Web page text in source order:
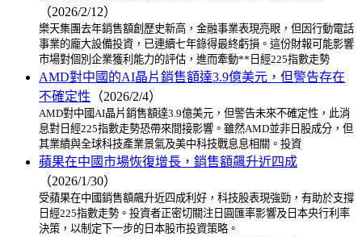
（2026/2/12）
樂天集團去年銷售額創歷史新高，金融事業表現亮眼，但因行動電話
事業的龐大設備投資，已連續七年錄得最終虧損。這份財報可能影響
市場對個別企業獲利能力的評估，進而牽動**日經225指數走勢
AMD對中國的AI晶片銷售額達3.9億美元，但警告存在
不確定性 （2026/2/4）
AMD對中國AI晶片銷售額達3.9億美元，但警告未來不確定性，此消
息對日經225指數走勢恐帶來間接影響。雖然AMD並非日股成分，但
其業績與全球科技產業景氣及美中科技戰息息相關。投資
蘋果在中國市場恢復增長，銷售額飆升近四成
（2026/1/30）
受蘋果在中國銷售額飆升近四成利好，科技股表現強勁，有助於支撐
日經225指數走勢。投資者正密切關注日圓匯率影響及日本央行利率
決策，以制定下一步的日本股市投資策略。